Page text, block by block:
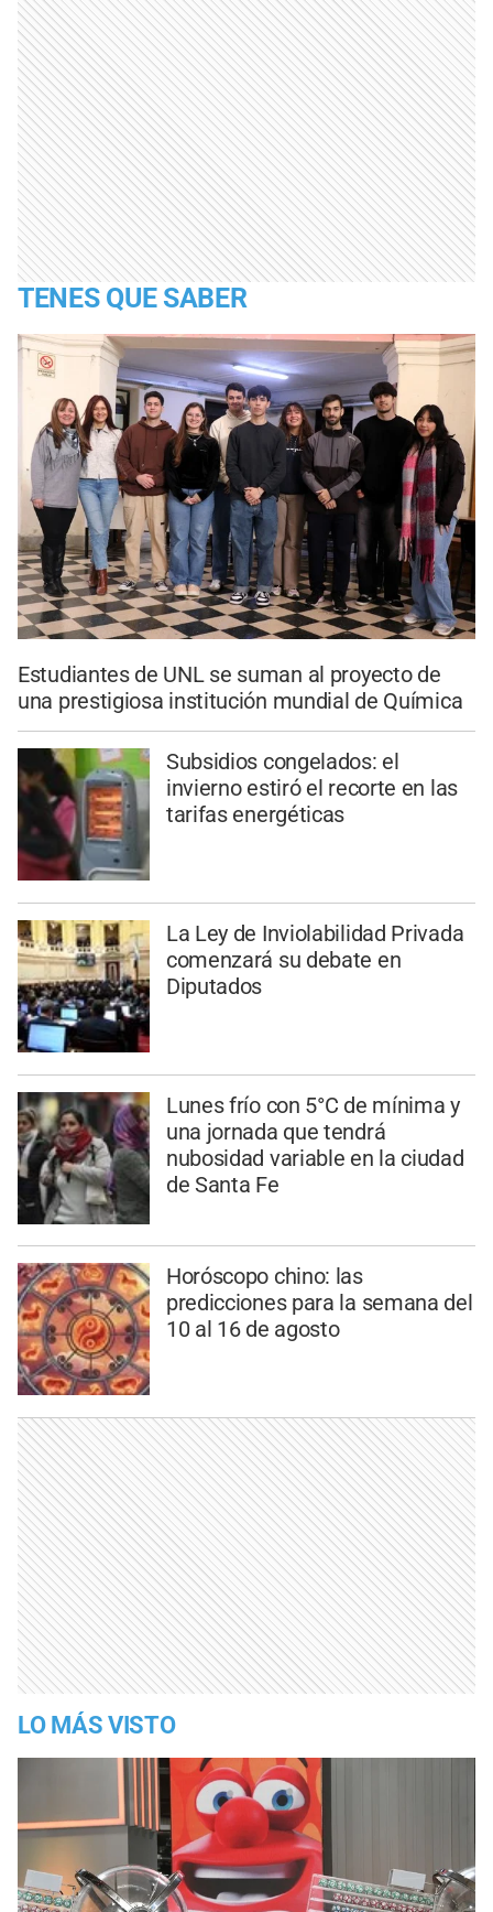
TENES QUE SABER
Estudiantes de UNL se suman al proyecto de
una prestigiosa institución mundial de Química
Subsidios congelados: el
invierno estiró el recorte en las
tarifas energéticas
La Ley de Inviolabilidad Privada
comenzará su debate en
Diputados
Lunes frío con 5°C de mínima y
una jornada que tendrá
nubosidad variable en la ciudad
de Santa Fe
Horóscopo chino: las
predicciones para la semana del
10 al 16 de agosto
LO MÁS VISTO